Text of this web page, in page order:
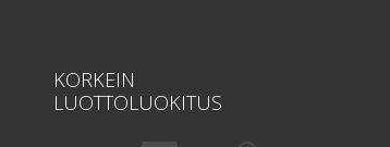
KORKEIN
LUOTTOLUOKITUS